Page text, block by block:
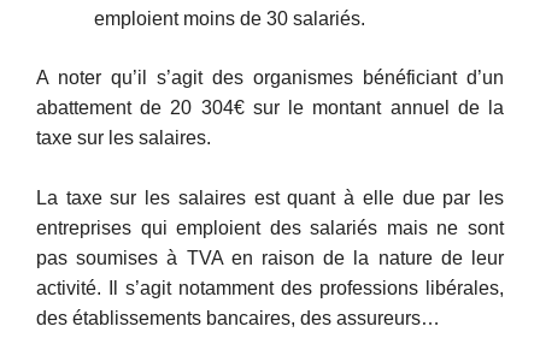
emploient moins de 30 salariés.
A noter qu’il s’agit des organismes bénéficiant d’un
abattement de 20 304€ sur le montant annuel de la
taxe sur les salaires.
La taxe sur les salaires est quant à elle due par les
entreprises qui emploient des salariés mais ne sont
pas soumises à TVA en raison de la nature de leur
activité. Il s’agit notamment des professions libérales,
des établissements bancaires, des assureurs…